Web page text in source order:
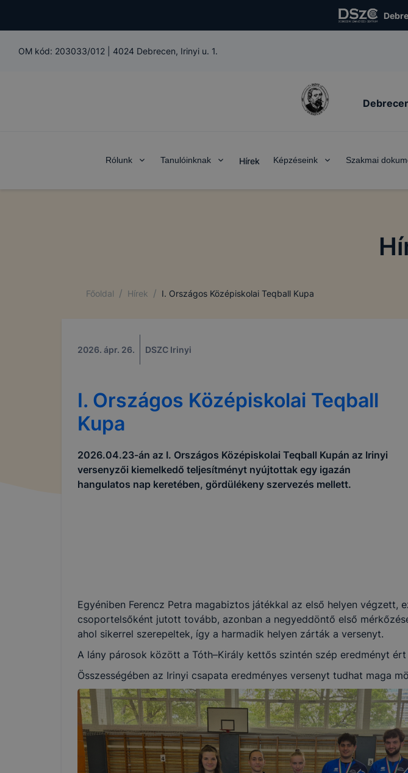
OM kód: 203033/012 4024 Debrecen, Irinyi u. 1.
Rólunk Tanulóinknak Hírek Képzéseink Szakmai
Főoldal / Hírek / I. Országos Középiskolai Teqball Kupa
2026. ápr. 26. DSZC Irinyi
I. Országos Középiskolai Teqball
Kupa
2026.04.23-án az I. Országos Középiskolai Teqball Kupán az Irinyi
versenyzői kiemelkedő teljesítményt nyújtottak egy igazán
hangulatos nap keretében, gördülékeny szervezés mellett.
Egyéniben Ferencz Petra magabiztos játékkal az első helyen
csoportelsőként jutott tovább, azonban a negyeddöntő első
ahol sikerrel szerepeltek, így a harmadik helyen zárták a versenyt.
A lány párosok között a Tóth–Király kettős szintén szép eredményt
Összességében az Irinyi csapata eredményes versenyt tudhat maga